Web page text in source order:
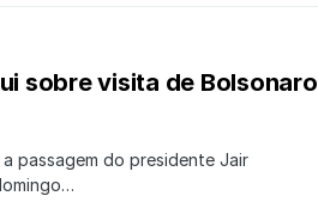
sobre visita de Bolsonaro
passagem do presidente Jair